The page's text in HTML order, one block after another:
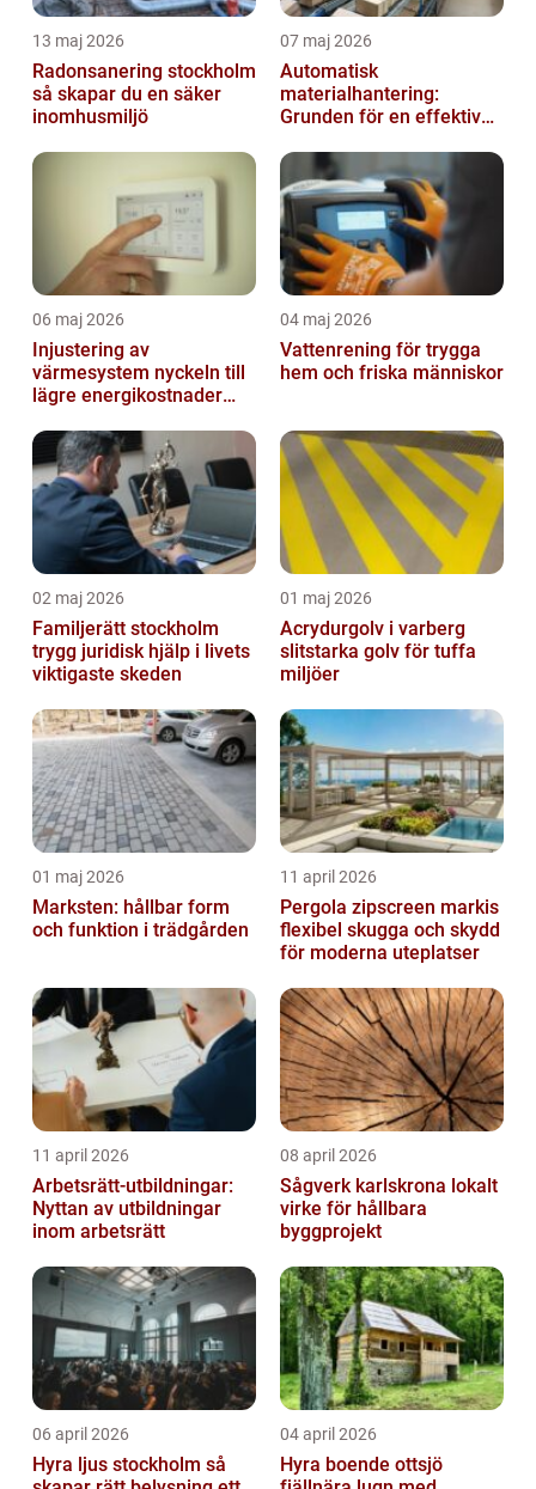
13 maj 2026
Radonsanering stockholm
så skapar du en säker
inomhusmiljö
07 maj 2026
Automatisk
materialhantering:
Grunden för en effektiv
06 maj 2026
Injustering av
värmesystem nyckeln till
lägre energikostnader
inomhusklimat
04 maj 2026
Vattenrening för trygga
hem och friska människor
02 maj 2026
Familjerätt stockholm
trygg juridisk hjälp i livets
viktigaste skeden
01 maj 2026
Acrydurgolv i varberg
slitstarka golv för tuffa
miljöer
01 maj 2026
Marksten: hållbar form
och funktion i trädgården
11 april 2026
Pergola zipscreen markis
flexibel skugga och skydd
för moderna uteplatser
11 april 2026
Arbetsrätt-utbildningar:
Nyttan av utbildningar
inom arbetsrätt
08 april 2026
Sågverk karlskrona lokalt
virke för hållbara
byggprojekt
06 april 2026
Hyra ljus stockholm så
04 april 2026
Hyra boende ottsjö